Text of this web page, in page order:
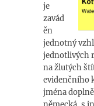
je
zavád
ěn
jednotný
jednotlivých
na žlutých
evidenčního
jména